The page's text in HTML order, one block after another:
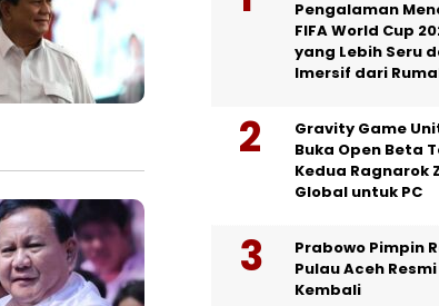
Pengalaman
FIFA World Cup
yang Lebih Seru
Imersif dari
Gravity Game
Buka Open Beta
Kedua Ragnarok
Global untuk PC
Prabowo Pimpin
Pulau Aceh Resmi
Kembali